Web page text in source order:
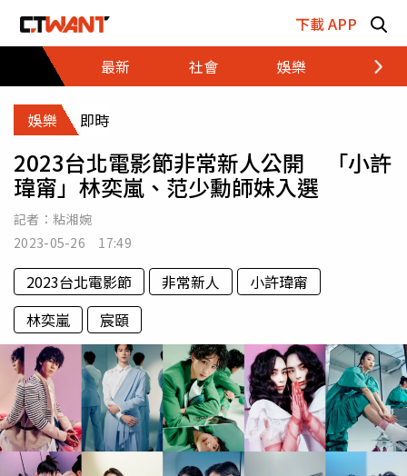
下載 APP
最新
社會 娛樂 財經
娛樂 即時
2023台北電影節非常新人公開 「小許
瑋甯」林奕嵐、范少勳師妹入選
記者： 粘湘婉
2023-05-26 17:49
2023台北電影節 非常新人
小許瑋甯
林奕嵐
宸頤